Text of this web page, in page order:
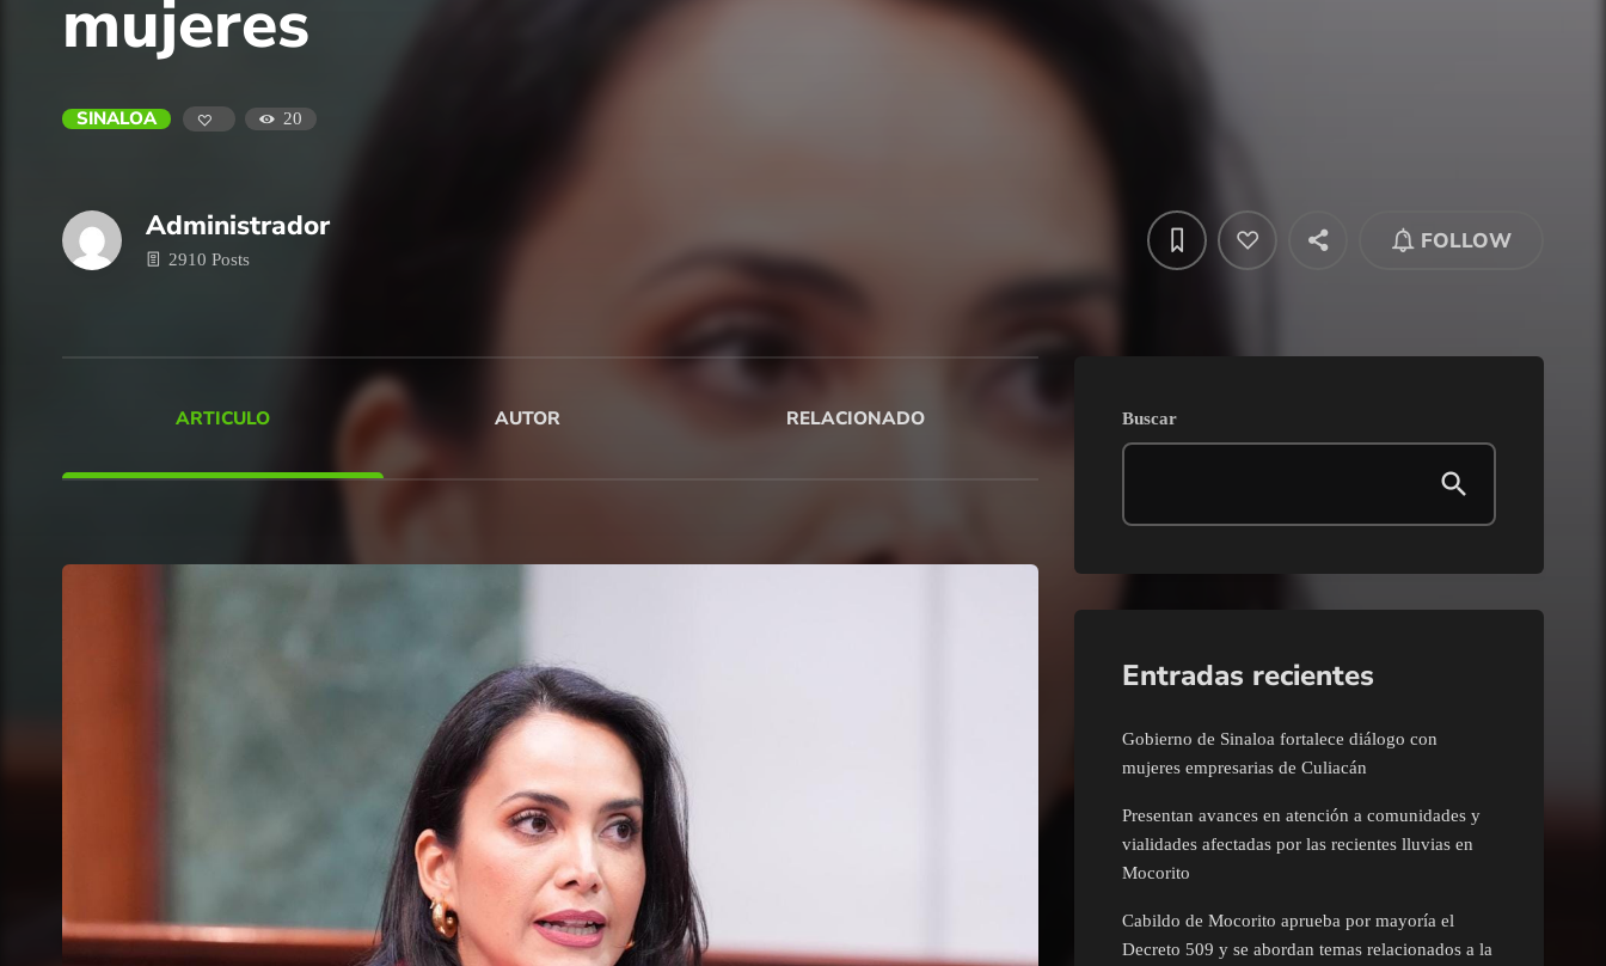
mujeres
SINALOA 20
Administrador
2910 Posts
FOLLOW
ARTICULO AUTOR RELACIONADO Buscar
Entradas recientes
Gobierno de Sinaloa fortalece diálogo con
mujeres empresarias de Culiacán
Presentan avances en atención a comunidades y
vialidades afectadas por las recientes lluvias en
Mocorito
Cabildo de Mocorito aprueba por mayoría el
Decreto 509 y se abordan temas relacionados a la